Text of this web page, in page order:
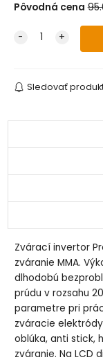
Pôvodná cena
Sledovať
Zvárací invertor
zváranie MMA.
dlhodobú
prúdu v rozsahu
parametre pri
zváracie elektródy
oblúka, anti stick,
zváranie. Na LCD